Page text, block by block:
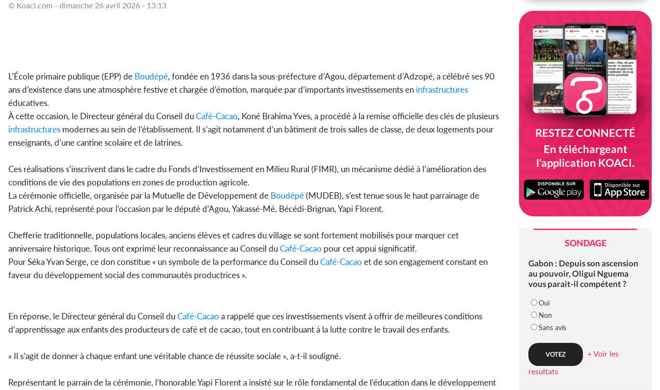
© Koaci.com - dimanche 26 avril 2026 - 13:13
L’École primaire publique (EPP) de Boudépé, fondée en 1936 dans la sous-préfecture d’Agou, département d’Adzopé, a célébré ses 90
ans d’existence dans une atmosphère festive et chargée d’émotion, marquée par d’importants investissements en infrastructures
éducatives.
À cette occasion, le Directeur général du Conseil duCafé-Cacao, Koné Brahima Yves, a procédé à la remise officielle des clés de plusieurs
infrastructures modernes au sein de l’établissement. Il s’agit notamment d’un bâtiment de trois salles de classe, de deux logements pour
enseignants, d’une cantine scolaire et de latrines.
Ces réalisations s’inscrivent dans le cadre du Fonds d’Investissement en Milieu Rural (FIMR), un mécanisme dédié à l’amélioration des
conditions de vie des populations en zones de production agricole.
La cérémonie officielle, organisée par la Mutuelle de Développement de Boudépé(MUDEB), s’est tenue sous le haut parrainage de
Patrick Achi, représenté pour l’occasion par le député d’Agou, Yakassé-Mé, Bécédi-Brignan, Yapi Florent.
Chefferie traditionnelle, populations locales, anciens élèves et cadres du village se sont fortement mobilisés pour marquer cet
anniversaire historique. Tous ont exprimé leur reconnaissance au Conseil duCafé-Cacao pour cet appui significatif.
Pour Séka Yvan Serge, ce don constitue « un symbole de la performance du Conseil duCafé-Cacao et de son engagement constant en
faveur du développement social des communautés productrices ».
En réponse, le Directeur général du Conseil duCafé-Cacao a rappelé que ces investissements visent à offrir de meilleures conditions
d’apprentissage aux enfants des producteurs de café et de cacao, tout en contribuant à la lutte contre le travail des enfants.
« Il s’agit de donner à chaque enfant une véritable chance de réussite sociale », a-t-il souligné.
Représentant le parrain de la cérémonie, l’honorable Yapi Florent a insisté sur le rôle fondamental de l’éducation dans le développement
RESTEZ CONNECTÉ
En téléchargeant
l'application KOACI.
SONDAGE
Gabon : Depuis son ascension
au pouvoir, Oligui Nguema
vous parait-il compétent ?
Oui
Non
Sans avis
+ Voir les
resultats